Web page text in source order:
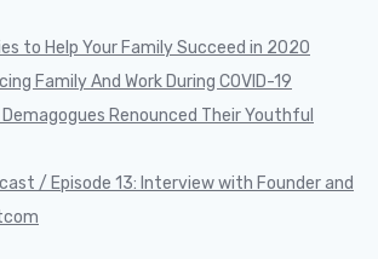
to Help Your Family Succeed in 2020
Family And Work During COVID-19
Demagogues Renounced Their Youthful
/ Episode 13: Interview with Founder and